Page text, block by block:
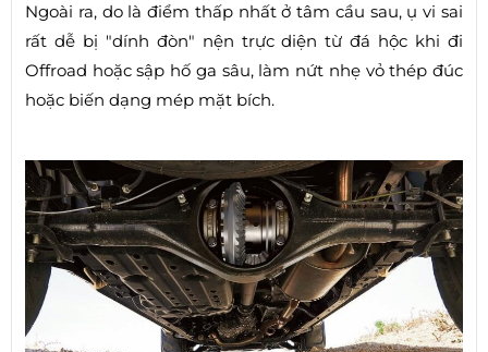
Ngoài ra, do là điểm thấp nhất ở tâm cầu sau, ụ vi sai
rất dễ bị "dính đòn" nện trực diện từ đá hộc khi đi
Offroad hoặc sập hố ga sâu, làm nứt nhẹ vỏ thép đúc
hoặc biến dạng mép mặt bích.